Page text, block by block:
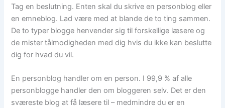
Tag en beslutning. Enten skal du skrive en personblog eller
en emneblog. Lad være med at blande de to ting sammen.
De to typer blogge henvender sig til forskellige læsere og
de mister tålmodigheden med dig hvis du ikke kan beslutte
dig for hvad du vil.
En personblog handler om en person. I 99,9 % af alle
personblogge handler den om bloggeren selv. Det er den
sværeste blog at få læsere til – medmindre du er en